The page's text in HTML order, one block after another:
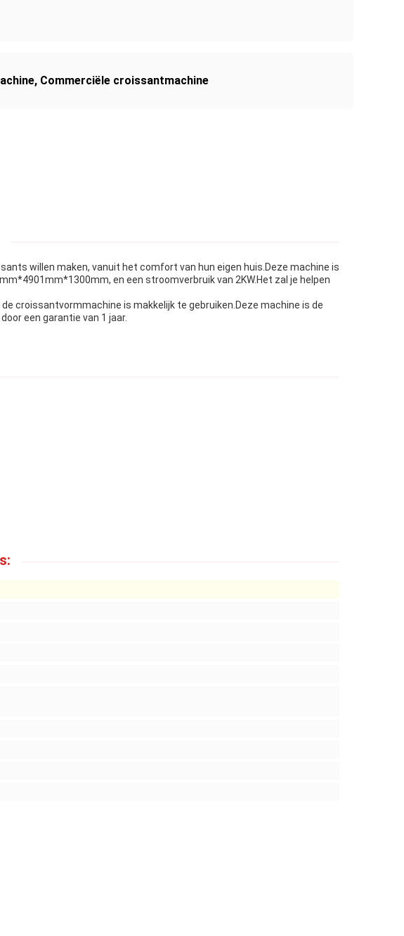
, Commerciële croissantmachine
willen maken, vanuit het comfort van hun eigen huis.Deze machine is
en een stroomverbruik van 2KW.Het zal je helpen
croissantvormmachine is makkelijk te gebruiken.Deze machine is de
een garantie van 1 jaar.